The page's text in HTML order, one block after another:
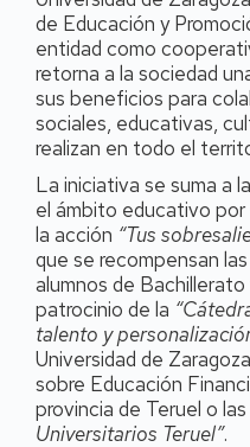
de Educación y
entidad como
retorna a la sociedad
sus beneficios para
sociales, educativas,
realizan en todo el
La iniciativa se suma a
el ámbito educativo por
la acción “Tus
que se recompensan
alumnos de
patrocinio de la
talento y
Universidad de
sobre Educación
provincia de Teruel o las
Universitarios Teruel”.